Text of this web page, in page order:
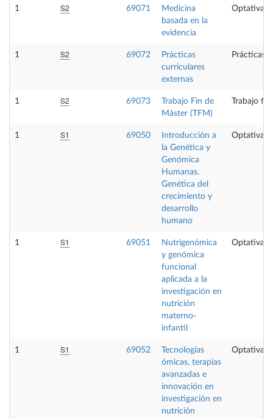
1 S2 69071
Medicina
basada en la
evidencia
Optativa
1 S2 69072
Prácticas
curriculares
externas
Prácticas
1 S2 69073
Trabajo Fin de
Máster (TFM)
Trabajo
1 S1 69050
Introducción a
la Genética y
Genómica
Humanas.
Genética del
crecimiento y
desarrollo
humano
Optativa
1 S1 69051
Nutrigenómica
y genómica
funcional
aplicada a la
investigación en
nutrición
materno-
infantil
Optativa
1 S1 69052
Tecnologías
ómicas, terapias
avanzadas e
innovación en
investigación en
nutrición
Optativa